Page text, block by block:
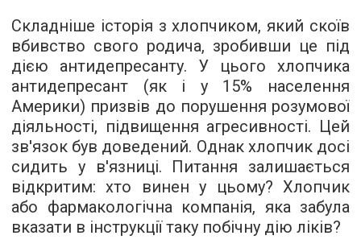
Складніше історія з хлопчиком, який скоїв
вбивство свого родича, зробивши це під
дією антидепресанту. У цього хлопчика
антидепресант (як і у 15% населення
Америки) призвів до порушення розумової
діяльності, підвищення агресивності. Цей
зв'язок був доведений. Однак хлопчик досі
сидить у в'язниці. Питання залишається
відкритим: хто винен у цьому? Хлопчик
або фармакологічна компанія, яка забула
вказати в інструкції таку побічну дію ліків?